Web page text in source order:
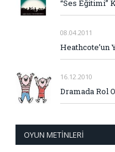
“Ses Eğitimi”
08.04.2011
Heathcote’un
16.12.2010
Dramada Rol
OYUN METINLERI